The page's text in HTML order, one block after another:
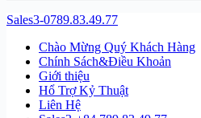
Sales3-0789.83.49.77
Chào Mừng Quý Khách Hàng
Chính Sách&Điều Khoản
Giới thiệu
Hổ Trợ Kỷ Thuật
Liên Hệ